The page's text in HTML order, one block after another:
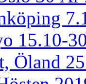
15.10-
Öland